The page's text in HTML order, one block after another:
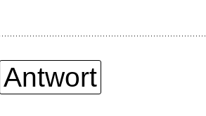
Antwort